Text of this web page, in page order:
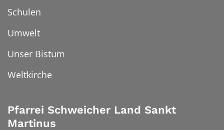
Schulen
Umwelt
Unser Bistum
Weltkirche
Pfarrei Schweicher Land Sankt
Martinus